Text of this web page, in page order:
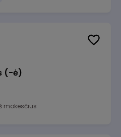
(-ė)
mokesčius